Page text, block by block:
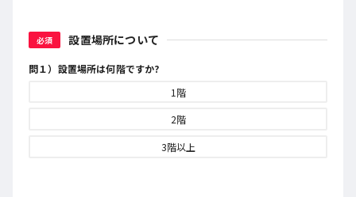
必須 設置場所について
問１）設置場所は何階ですか?
1階
2階
3階以上